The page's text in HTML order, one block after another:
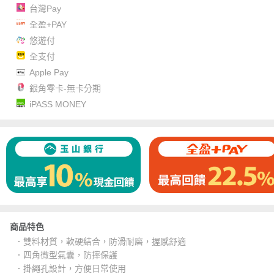
台灣Pay
全盈+PAY
悠遊付
全支付
Apple Pay
銀角零卡-無卡分期
iPASS MONEY
商品特色
．雙料材質，軟硬結合，防滑耐磨，握感舒適
．四角微型氣囊，防摔保護
．掛繩孔設計，方便日常使用